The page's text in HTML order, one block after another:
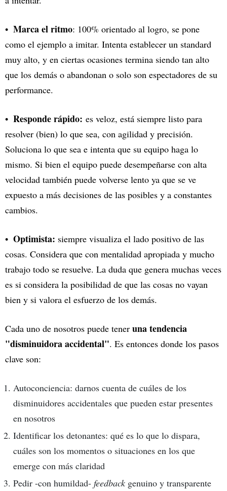
Marca el ritmo: 100% orientado al logro, se pone
como el ejemplo a imitar. Intenta establecer un standard
muy alto, y en ciertas ocasiones termina siendo tan alto
que los demás o abandonan o solo son espectadores de su
performance.
Responde rápido: es veloz, está siempre listo para
resolver (bien) lo que sea, con agilidad y precisión.
Soluciona lo que sea e intenta que su equipo haga lo
mismo. Si bien el equipo puede desempeñarse con alta
velocidad también puede volverse lento ya que se ve
expuesto a más decisiones de las posibles y a constantes
cambios.
Optimista: siempre visualiza el lado positivo de las
cosas. Considera que con mentalidad apropiada y mucho
trabajo todo se resuelve. La duda que genera muchas veces
es si considera la posibilidad de que las cosas no vayan
bien y si valora el esfuerzo de los demás.
Cada uno de nosotros puede tener una tendencia
"disminuidora accidental". Es entonces donde los pasos
clave son:
Autoconciencia: darnos cuenta de cuáles de los
disminuidores accidentales que pueden estar presentes
en nosotros
Identificar los detonantes: qué es lo que lo dispara,
cuáles son los momentos o situaciones en los que
emerge con más claridad
Pedir -con humildad- feedback genuino y transparente